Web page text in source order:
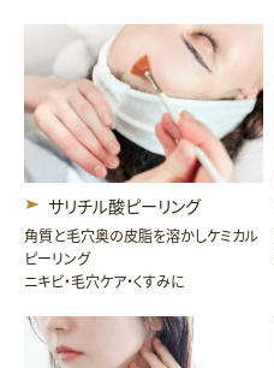
サリチル酸ピーリング
角質と毛穴奥の皮脂を溶かしケミカル
ピーリング
ニキビ・毛穴ケア・くすみに